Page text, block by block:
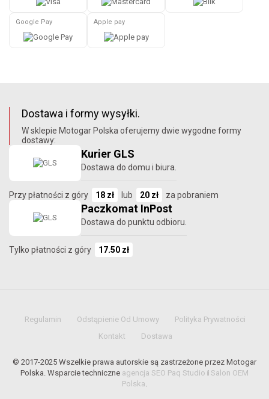
Google Pay Apple pay
Dostawa i formy wysyłki.
W sklepie Motogar Polska oferujemy dwie wygodne formy
dostawy:
Kurier GLS
Dostawa do domu i biura.
Przy płatności z góry 18 zł lub 20 zł za pobraniem
Paczkomat InPost
Dostawa do punktu odbioru.
Tylko płatności z góry 17.50 zł
Regulamin Odstąpienie Od Umowy
Polityka Prywatności
Kontakt
Dostawa
© 2017-2025 Wszelkie prawa autorskie są zastrzeżone przez Motogar
Polska. Wsparcie techniczne agencja SEO Paq Studio i Salon OEM
Polska